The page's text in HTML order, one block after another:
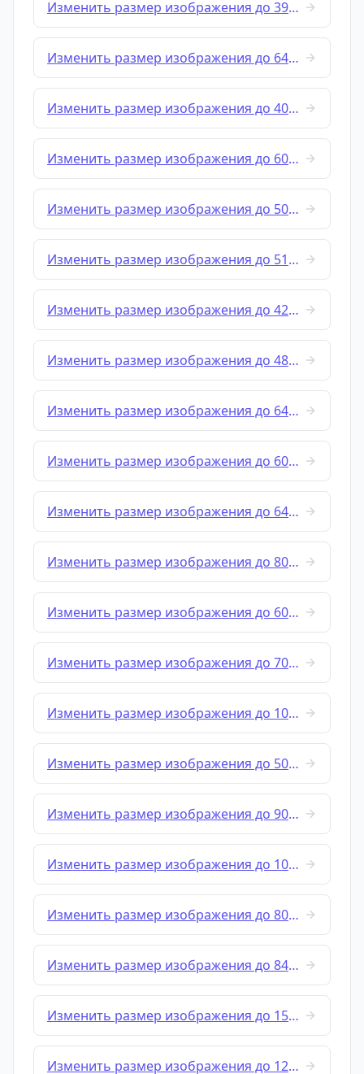
Изменить размер изображения до 390x567
Изменить размер изображения до 640x360
Изменить размер изображения до 400x600
Изменить размер изображения до 600x400
Изменить размер изображения до 500x500
Изменить размер изображения до 512x512
Изменить размер изображения до 420x645
Изменить размер изображения до 480x640
Изменить размер изображения до 640x480
Изменить размер изображения до 600x600
Изменить размер изображения до 640x640
Изменить размер изображения до 800x600
Изменить размер изображения до 600x800
Изменить размер изображения до 700x700
Изменить размер изображения до 1000x500
Изменить размер изображения до 500x1000
Изменить размер изображения до 900x600
Изменить размер изображения до 1024x576
Изменить размер изображения до 800x800
Изменить размер изображения до 840x840
Изменить размер изображения до 1500x500
Изменить размер изображения до 1200x628